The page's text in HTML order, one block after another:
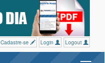
Cadastre-se Login Logout